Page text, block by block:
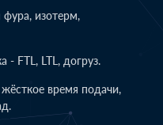
фура, изотерм,
- FTL, LTL, догруз.
время подачи,